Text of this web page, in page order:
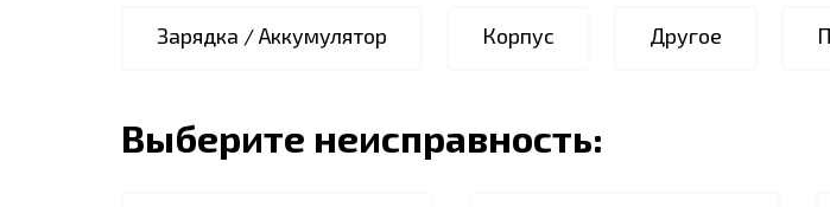
Зарядка / Аккумулятор Корпус Другое
Выберите неисправность: